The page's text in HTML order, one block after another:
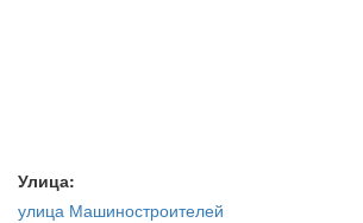
Улица:
улица Машиностроителей